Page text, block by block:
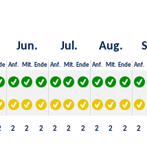
Jun. Jul. Aug.
Anf. Mit. Ende Anf. Mit. Ende Anf. Mit. Ende Anf.
2 2 2 2 2 2 2 2 2 2